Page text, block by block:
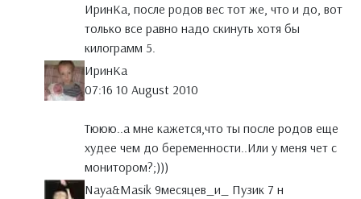
ИринКа, после родов вес тот же, что и до, вот
только все равно надо скинуть хотя бы
килограмм 5.
ИринКа
07:16 10 August 2010
Тююю..а мне кажется,что ты после родов еще
худее чем до беременности..Или у меня чет с
монитором?;)))
Naya&Masik 9месяцев_и_ Пузик 7 н